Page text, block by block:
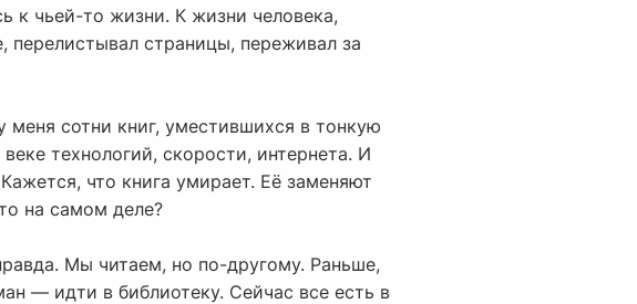
к чьей-то жизни. К жизни человека,
перелистывал страницы, переживал за
сотни книг, уместившихся в тонкую
технологий, скорости, интернета. И
что книга умирает. Её заменяют
на самом деле?
Мы читаем, но по-другому. Раньше,
— идти в библиотеку. Сейчас все есть в